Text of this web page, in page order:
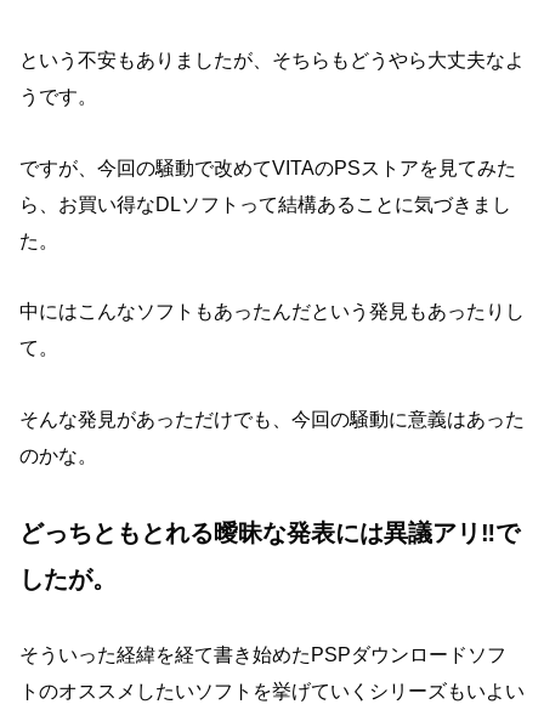
という不安もありましたが、そちらもどうやら大丈夫なよ
うです。
ですが、今回の騒動で改めてVITAのPSストアを見てみた
ら、お買い得なDLソフトって結構あることに気づきまし
た。
中にはこんなソフトもあったんだという発見もあったりし
て。
そんな発見があっただけでも、今回の騒動に意義はあった
のかな。
どっちともとれる曖昧な発表には異議アリ‼︎で
したが。
そういった経緯を経て書き始めたPSPダウンロードソフ
トのオススメしたいソフトを挙げていくシリーズもいよい